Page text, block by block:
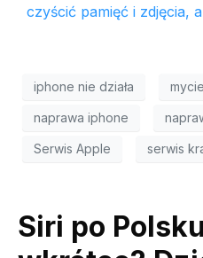
czyścić pamięć i zdjęcia,
iphone nie działa
naprawa iphone
Serwis Apple serwis
Siri po